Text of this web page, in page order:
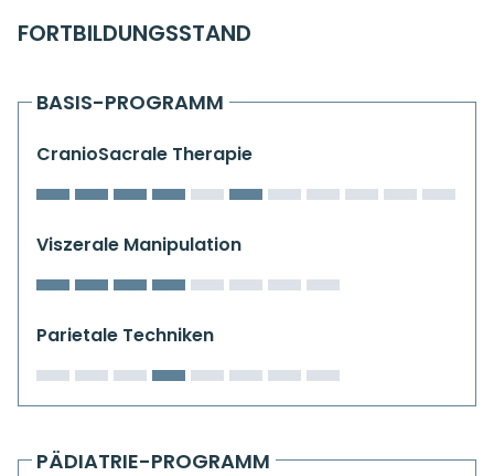
FORTBILDUNGSSTAND
BASIS-PROGRAMM
CranioSacrale Therapie
Viszerale Manipulation
Parietale Techniken
PÄDIATRIE-PROGRAMM